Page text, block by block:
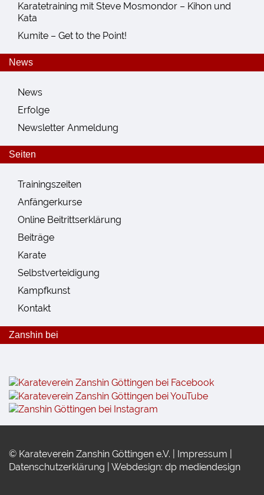
Karatetraining mit Steve Mosmondor – Kihon und
Kata
Kumite – Get to the Point!
News
News
Erfolge
Newsletter Anmeldung
Seiten
Trainingszeiten
Anfängerkurse
Online Beitrittserklärung
Beiträge
Karate
Selbstverteidigung
Kampfkunst
Kontakt
Zanshin bei
© Karateverein Zanshin Göttingen e.V. | Impressum
Datenschutzerklärung
Webdesign: dp mediendesign